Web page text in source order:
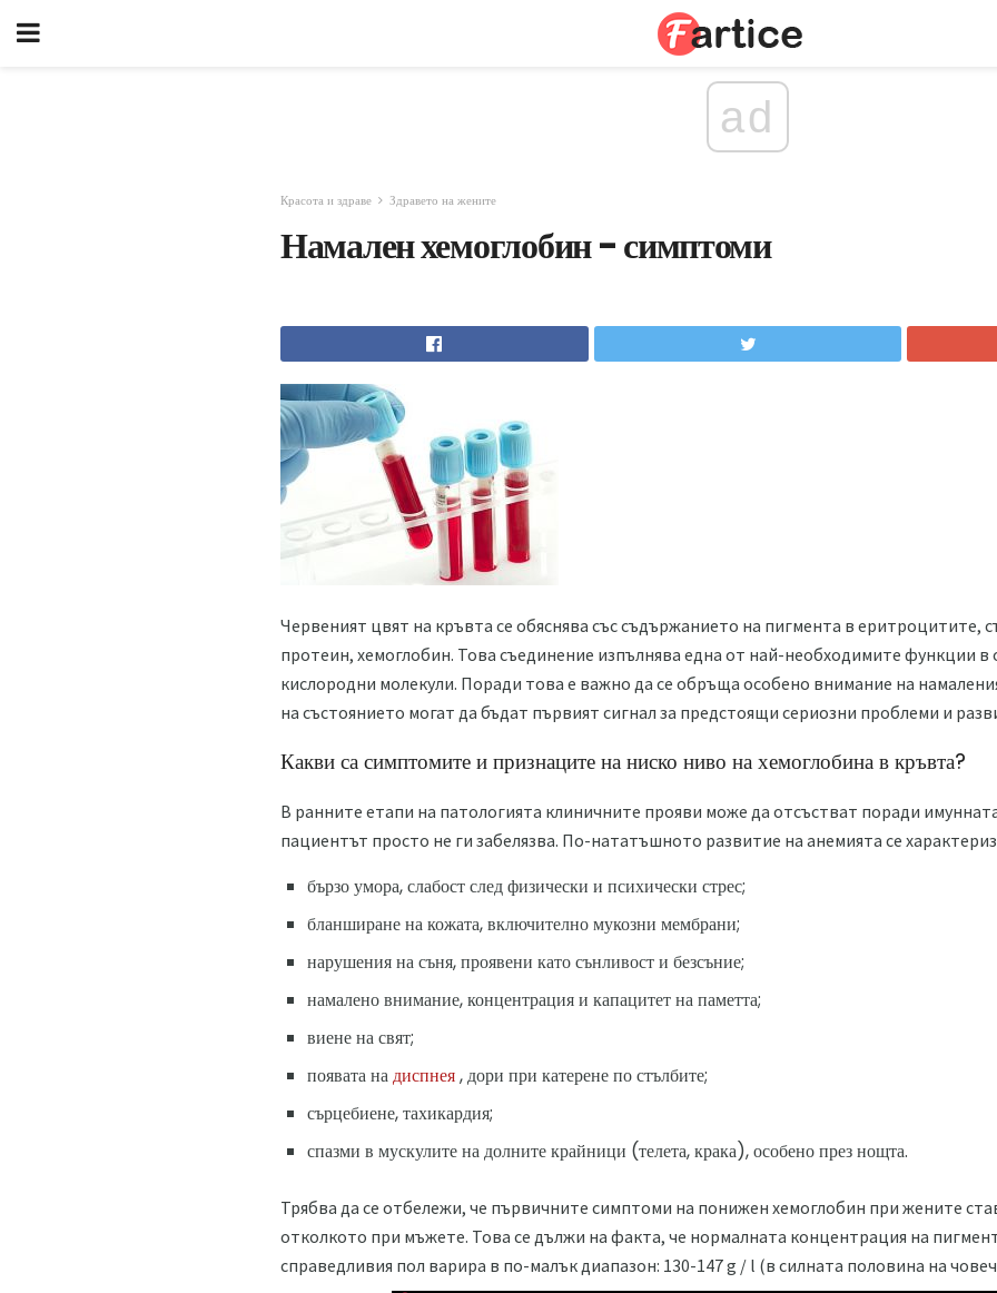
ad
Красота и здраве Здравето на жените
Намален хемоглобин - симптоми
Червеният цвят на кръвта се обяснява със съдържанието на пигмента в еритроцитите,
протеин, хемоглобин. Това съединение изпълнява една от най-необходимите функции в
кислородни молекули. Поради това е важно да се обръща особено внимание на
на състоянието могат да бъдат първият сигнал за предстоящи сериозни проблеми и
Какви са симптомите и признаците на ниско ниво на хемоглобина в кръвта?
В ранните етапи на патологията клиничните прояви може да отсъстват поради
пациентът просто не ги забелязва. По-нататъшното развитие на анемията се
бързо умора, слабост след физически и психически стрес;
бланширане на кожата, включително мукозни мембрани;
нарушения на съня, проявени като сънливост и безсъние;
намалено внимание, концентрация и капацитет на паметта;
виене на свят;
появата надиспнея, дори при катерене по стълбите;
сърцебиене, тахикардия;
спазми в мускулите на долните крайници (телета, крака), особено през нощта.
Трябва да се отбележи, че първичните симптоми на понижен хемоглобин при жените
отколкото при мъжете. Това се дължи на факта, че нормалната концентрация на
справедливия пол варира в по-малък диапазон: 130-147 g / l (в силната половина на